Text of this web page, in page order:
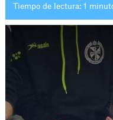
Tiempo de lectura: 1